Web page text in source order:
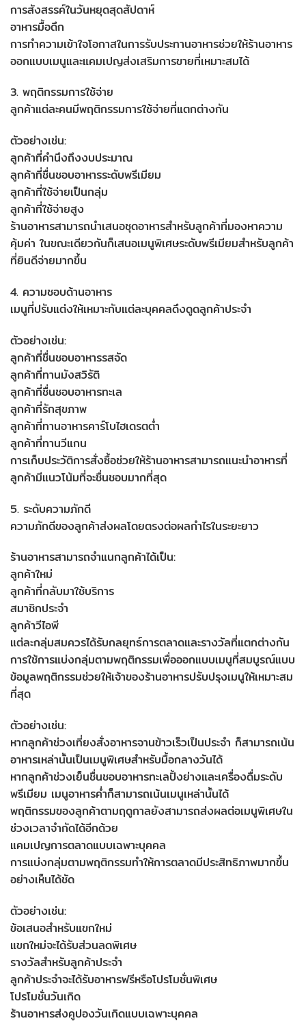
การสังสรรค์ในวันหยุดสุดสัปดาห์
อาหารมื้อดึก
การทำความเข้าใจโอกาสในการรับประทานอาหารช่วยให้ร้านอาหาร
ออกแบบเมนูและแคมเปญส่งเสริมการขายที่เหมาะสมได้
3. พฤติกรรมการใช้จ่าย
ลูกค้าแต่ละคนมีพฤติกรรมการใช้จ่ายที่แตกต่างกัน
ตัวอย่างเช่น:
ลูกค้าที่คำนึงถึงงบประมาณ
ลูกค้าที่ชื่นชอบอาหารระดับพรีเมียม
ลูกค้าที่ใช้จ่ายเป็นกลุ่ม
ลูกค้าที่ใช้จ่ายสูง
ร้านอาหารสามารถนำเสนอชุดอาหารสำหรับลูกค้าที่มองหาความ
คุ้มค่า ในขณะเดียวกันก็เสนอเมนูพิเศษระดับพรีเมียมสำหรับลูกค้า
ที่ยินดีจ่ายมากขึ้น
4. ความชอบด้านอาหาร
เมนูที่ปรับแต่งให้เหมาะกับแต่ละบุคคลดึงดูดลูกค้าประจำ
ตัวอย่างเช่น:
ลูกค้าที่ชื่นชอบอาหารรสจัด
ลูกค้าที่ทานมังสวิรัติ
ลูกค้าที่ชื่นชอบอาหารทะเล
ลูกค้าที่รักสุขภาพ
ลูกค้าที่ทานอาหารคาร์โบไฮเดรตต่ำ
ลูกค้าที่ทานวีแกน
การเก็บประวัติการสั่งซื้อช่วยให้ร้านอาหารสามารถแนะนำอาหารที่
ลูกค้ามีแนวโน้มที่จะชื่นชอบมากที่สุด
5. ระดับความภักดี
ความภักดีของลูกค้าส่งผลโดยตรงต่อผลกำไรในระยะยาว
ร้านอาหารสามารถจำแนกลูกค้าได้เป็น:
ลูกค้าใหม่
ลูกค้าที่กลับมาใช้บริการ
สมาชิกประจำ
ลูกค้าวีไอพี
แต่ละกลุ่มสมควรได้รับกลยุทธ์การตลาดและรางวัลที่แตกต่างกัน
การใช้การแบ่งกลุ่มตามพฤติกรรมเพื่อออกแบบเมนูที่สมบูรณ์แบบ
ข้อมูลพฤติกรรมช่วยให้เจ้าของร้านอาหารปรับปรุงเมนูให้เหมาะสม
ที่สุด
ตัวอย่างเช่น:
หากลูกค้าช่วงเที่ยงสั่งอาหารจานข้าวเร็วเป็นประจำ ก็สามารถเน้น
อาหารเหล่านั้นเป็นเมนูพิเศษสำหรับมื้อกลางวันได้
หากลูกค้าช่วงเย็นชื่นชอบอาหารทะเลปิ้งย่างและเครื่องดื่มระดับ
พรีเมียม เมนูอาหารค่ำก็สามารถเน้นเมนูเหล่านั้นได้
พฤติกรรมของลูกค้าตามฤดูกาลยังสามารถส่งผลต่อเมนูพิเศษใน
ช่วงเวลาจำกัดได้อีกด้วย
แคมเปญการตลาดแบบเฉพาะบุคคล
การแบ่งกลุ่มตามพฤติกรรมทำให้การตลาดมีประสิทธิภาพมากขึ้น
อย่างเห็นได้ชัด
ตัวอย่างเช่น:
ข้อเสนอสำหรับแขกใหม่
แขกใหม่จะได้รับส่วนลดพิเศษ
รางวัลสำหรับลูกค้าประจำ
ลูกค้าประจำจะได้รับอาหารฟรีหรือโปรโมชั่นพิเศษ
โปรโมชั่นวันเกิด
ร้านอาหารส่งคูปองวันเกิดแบบเฉพาะบุคคล